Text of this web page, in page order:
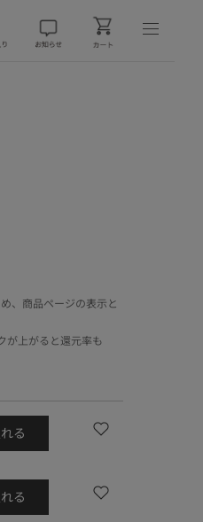
、商品ページの表示と
が上がると還元率も
る
る